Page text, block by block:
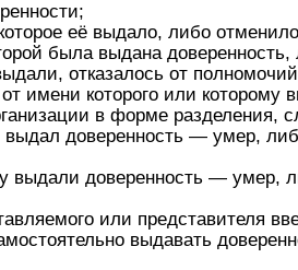
её выдало, либо
была выдана
отказалось от
имени которого или которому
в форме
выдал доверенность — умер,
выдали доверенность — умер,
или представителя
выдавать